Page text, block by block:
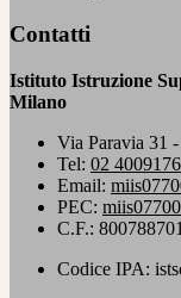
Contatti
Istituto Istruzione
Milano
Via Paravia 31
Tel: 02
Email:
PEC:
C.F.:
Codice IPA: